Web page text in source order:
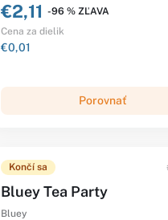
€2,11 -96 % ZĽAVA
Cena za dielik
€0,01
Porovnať
Končí sa
Bluey Tea Party
Bluey